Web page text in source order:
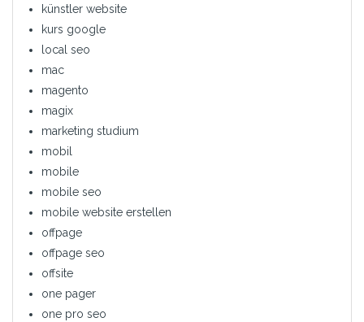
künstler website
kurs google
local seo
mac
magento
magix
marketing studium
mobil
mobile
mobile seo
mobile website erstellen
offpage
offpage seo
offsite
one pager
one pro seo